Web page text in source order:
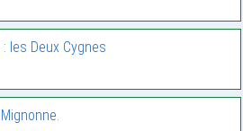
les Deux Cygnes